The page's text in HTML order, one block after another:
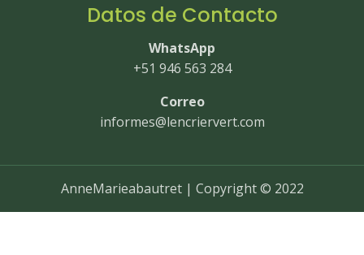
Datos de Contacto
WhatsApp
+51 946 563 284
Correo
informes@lencriervert.com
AnneMarieabautret | Copyright © 2022